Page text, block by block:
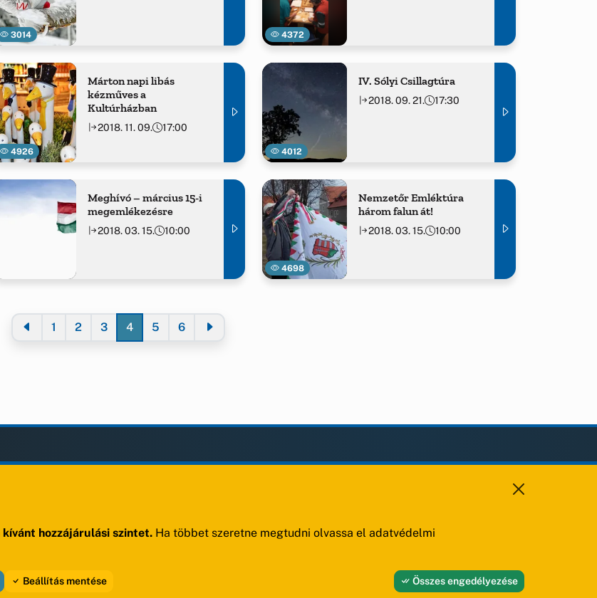
3014 4372
4926
Márton napi libás
kézműves a
Kultúrházban
2018. 11. 09. 17:00
4012
IV. Sólyi Csillagtúra
2018. 09. 21. 17:30
Meghívó – március 15-i
megemlékezésre
2018. 03. 15. 10:00
4698
Nemzetőr Emléktúra
három falun át!
2018. 03. 15. 10:00
1 2 3 4 5 6
KIEGÉSZÍTÉS
Szerzői jogok
KAPCSOLAT
hozzájárulási szintet. Ha többet szeretne megtudni olvassa el adatvédelmi
Beállítás mentése Összes engedélyezése